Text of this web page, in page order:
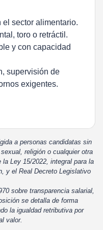
sector alimentario.
toro o retráctil.
y con capacidad
supervisión de
exigentes.
a personas candidatas sin
religión o cualquier otra
Ley 15/2022, integral para la
y el Real Decreto Legislativo
sobre transparencia salarial,
se detalla de forma
la igualdad retributiva por
valor.